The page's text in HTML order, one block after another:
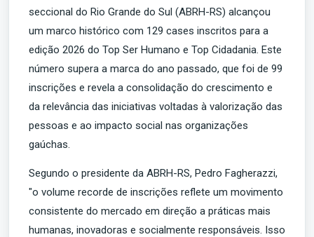
seccional do Rio Grande do Sul (ABRH-RS) alcançou
um marco histórico com 129 cases inscritos para a
edição 2026 do Top Ser Humano e Top Cidadania. Este
número supera a marca do ano passado, que foi de 99
inscrições e revela a consolidação do crescimento e
da relevância das iniciativas voltadas à valorização das
pessoas e ao impacto social nas organizações
gaúchas.
Segundo o presidente da ABRH-RS, Pedro Fagherazzi,
"o volume recorde de inscrições reflete um movimento
consistente do mercado em direção a práticas mais
humanas, inovadoras e socialmente responsáveis. Isso